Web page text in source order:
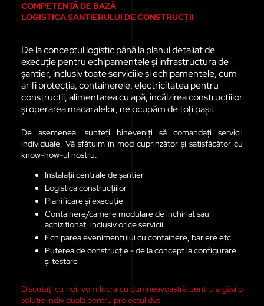
COMPETENȚĂ DE BAZĂ
LOGISTICA ȘANTIERULUI DE CONSTRUCȚII
De la conceptul logistic până la planul detaliat de
execuție pentru echipamentele și infrastructura de
șantier, inclusiv toate serviciile și echipamentele, cum
ar fi protecția, containerele, electricitatea pentru
construcții, alimentarea cu apă, încălzirea construcțiilor
și operarea macaralelor, ne ocupăm de toți pașii.
De asemenea, sunteți bineveniți să comandați servicii
individuale. Vă sfătuim în mod cuprinzător și satisfăcător cu
know-how-ul nostru.
Instalații centrale de șantier
Logistica construcțiilor
Planificare și execuție
Containere/camere modulare de inchiriat sau
achizitionat, inclusiv orice servicii
Echiparea evenimentului cu containere, bariere etc.
Puterea de construcție - de la concept la configurare
și testare
Discutați cu noi, vom lucra cu dumneavoastră pentru a găsi o
soluție individuală pentru proiectul dvs.